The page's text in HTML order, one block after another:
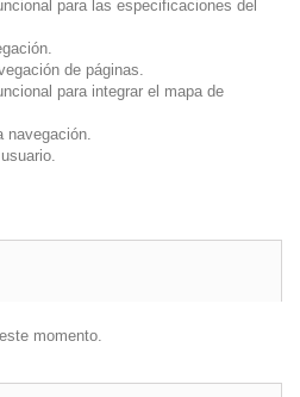
para las especificaciones del
de páginas.
para integrar el mapa de
navegación.
momento.